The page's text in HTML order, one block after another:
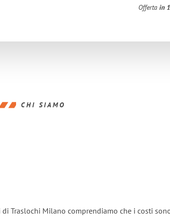
Offertain
CHI SIAMO
di Traslochi Milano comprendiamo che i costi